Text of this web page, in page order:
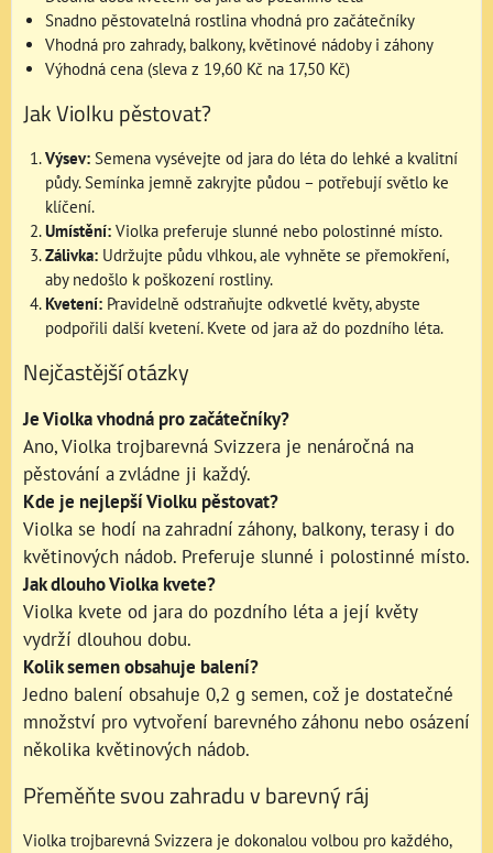
Snadno pěstovatelná rostlina vhodná pro začátečníky
Vhodná pro zahrady, balkony, květinové nádoby i záhony
Výhodná cena (sleva z 19,60 Kč na 17,50 Kč)
Jak Violku pěstovat?
Výsev: Semena vysévejte od jara do léta do lehké a kvalitní
půdy. Semínka jemně zakryjte půdou – potřebují světlo ke
klíčení.
Umístění: Violka preferuje slunné nebo polostinné místo.
Zálivka: Udržujte půdu vlhkou, ale vyhněte se přemokření,
aby nedošlo k poškození rostliny.
Kvetení: Pravidelně odstraňujte odkvetlé květy, abyste
podpořili další kvetení. Kvete od jara až do pozdního léta.
Nejčastější otázky
Je Violka vhodná pro začátečníky?
Ano, Violka trojbarevná Svizzera je nenáročná na
pěstování a zvládne ji každý.
Kde je nejlepší Violku pěstovat?
Violka se hodí na zahradní záhony, balkony, terasy i do
květinových nádob. Preferuje slunné i polostinné místo.
Jak dlouho Violka kvete?
Violka kvete od jara do pozdního léta a její květy
vydrží dlouhou dobu.
Kolik semen obsahuje balení?
Jedno balení obsahuje 0,2 g semen, což je dostatečné
množství pro vytvoření barevného záhonu nebo osázení
několika květinových nádob.
Přeměňte svou zahradu v barevný ráj
Violka trojbarevná Svizzera je dokonalou volbou pro každého,